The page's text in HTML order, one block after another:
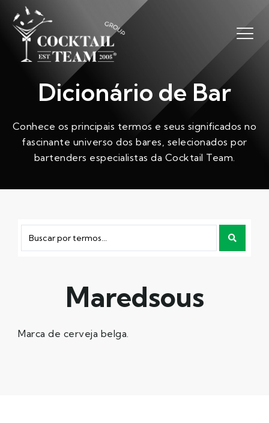
Dicionário de Bar
Conhece os principais termos e seus significados no
fascinante universo dos bares, selecionados por
bartenders especialistas da Cocktail Team.
Maredsous
Marca de cerveja belga.